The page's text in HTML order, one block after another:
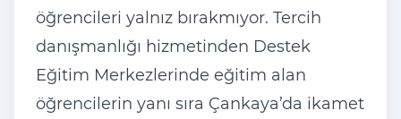
öğrencileri yalnız bırakmıyor. Tercih
danışmanlığı hizmetinden Destek
Eğitim Merkezlerinde eğitim alan
öğrencilerin yanı sıra Çankaya’da ikamet